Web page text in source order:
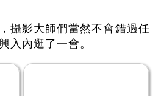
攝影大師們當然不會錯過任
入內逛了一會。